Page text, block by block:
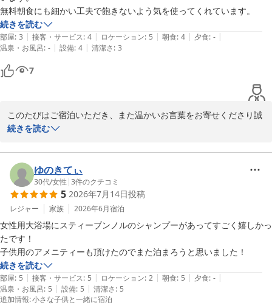
真摯に受け止め、改善策を検討してまいる所存でございます。
一方で、「ルートインならではの安定した宿泊を楽しんでいただけ
た」とのお言葉をいただき、大変光栄でございます。
お客様からのご期待にお応えできるよう、このご意見を真摯に受け
止め、一層のサービス向上に努めてまいります。今後ともルートイ
ンホテルズをご愛顧いただけますよう、よろしくお願い申し上げま
す。
フロントチーフ
櫻田
ホテルルートイン弘前城東
2026-05-18
無料朝食にも細かい工夫で飽きないよう気を使ってくれています。
続きを読む
部屋: 3 | 接客・サービス: 4 | ロケーション: 5 | 朝食: 4 | 夕食: - |
温泉・お風呂: - | 設備: 4 | 清潔さ: 3
7
このたびはご宿泊いただき、また温かいお言葉をお寄せくださり誠
にありがとうございます。
が、接客や無料朝食にご満足いただけたとのこと、大変うれしく拝
読いたしました。
今後も、スタッフ一同、丁寧な対応と朝食の工夫に努め、お客様に
快適にお過ごしいただけるよう改善を重ねてまいります。
またのお越しを心よりお待ち申し上げております。
ホテルルートイン弘前城東
ホテルルートイン弘前城東
2026-07-29
続きを読む
ゆのきてぃ
30代/女性 |3件のクチコミ
5 2026年7月14日投稿
レジャー 家族 2026年6月宿泊
女性用大浴場にスティーブンノルのシャンプーがあってすごく嬉しかっ
たです！
子供用のアメニティーも頂けたのでまた泊まろうと思いました！
続きを読む
部屋: 5 | 接客・サービス: 5 | ロケーション: 2 | 朝食: 5 | 夕食: - |
温泉・お風呂: 5 | 設備: 5 | 清潔さ: 5
追加情報:小さな子供と一緒に宿泊